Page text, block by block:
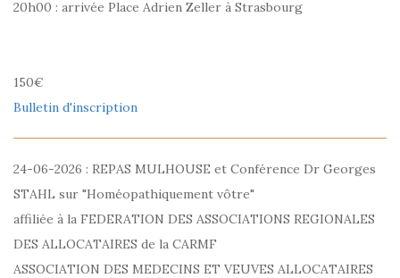
20h00 : arrivée Place Adrien Zeller à Strasbourg
150€
Bulletin d'inscription
24-06-2026 : REPAS MULHOUSE et Conférence Dr Georges
STAHL sur "Homéopathiquement vôtre"
affiliée à la FEDERATION DES ASSOCIATIONS REGIONALES
DES ALLOCATAIRES de la CARMF
ASSOCIATION DES MEDECINS ET VEUVES ALLOCATAIRES